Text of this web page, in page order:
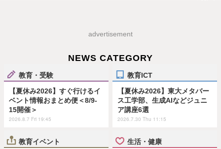
advertisement
NEWS CATEGORY
教育・受験
【夏休み2026】すぐ行けるイ
ベント情報おまとめ便＜8/9-
15開催＞
2026.8.7 Fri 19:45
教育ICT
【夏休み2026】東大メタバー
ス工学部、生成AIなどジュニ
ア講座6選
2026.7.30 Thu 11:15
教育イベント 生活・健康